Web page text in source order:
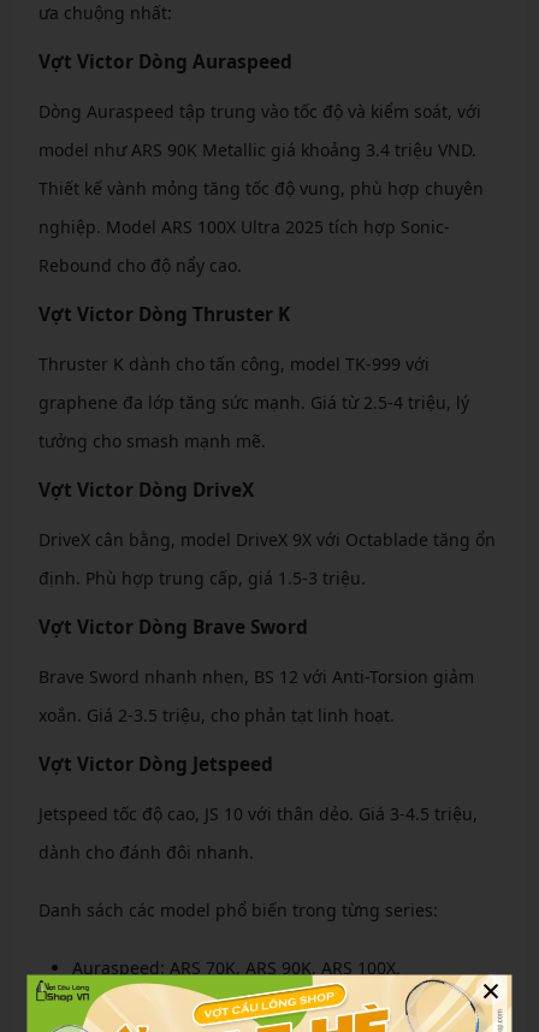
ưa chuộng nhất:
Vợt Victor Dòng Auraspeed
Dòng Auraspeed tập trung vào tốc độ và kiểm soát, với
model như ARS 90K Metallic giá khoảng 3.4 triệu VND.
Thiết kế vành mỏng tăng tốc độ vung, phù hợp chuyên
nghiệp. Model ARS 100X Ultra 2025 tích hợp Sonic-
Rebound cho độ nẩy cao.
Vợt Victor Dòng Thruster K
Thruster K dành cho tấn công, model TK-999 với
graphene đa lớp tăng sức mạnh. Giá từ 2.5-4 triệu, lý
tưởng cho smash mạnh mẽ.
Vợt Victor Dòng DriveX
DriveX cân bằng, model DriveX 9X với Octablade tăng ổn
định. Phù hợp trung cấp, giá 1.5-3 triệu.
Vợt Victor Dòng Brave Sword
Brave Sword nhanh nhẹn, BS 12 với Anti-Torsion giảm
xoắn. Giá 2-3.5 triệu, cho phản tạt linh hoạt.
Vợt Victor Dòng Jetspeed
Jetspeed tốc độ cao, JS 10 với thân dẻo. Giá 3-4.5 triệu,
dành cho đánh đôi nhanh.
Danh sách các model phổ biến trong từng series:
Auraspeed: ARS 70K, ARS 90K, ARS 100X.
Thruster K: TK-9900, Ryuga II Pro.
×